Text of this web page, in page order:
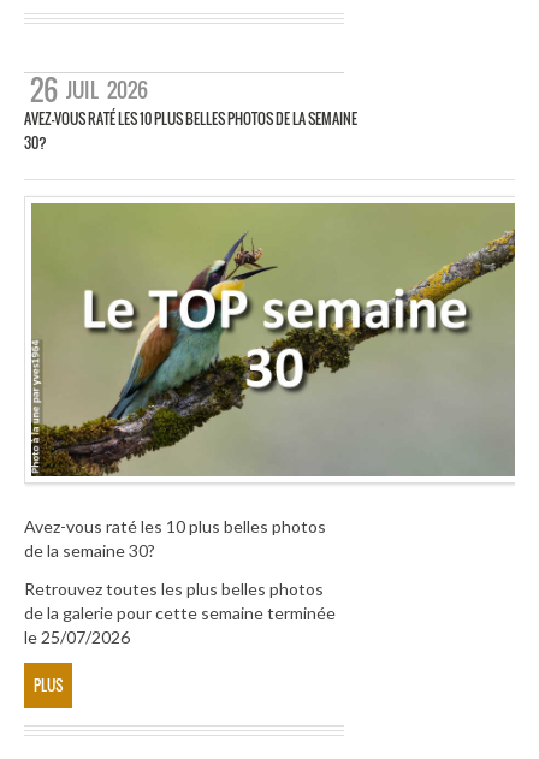
26 JUIL 2026
AVEZ-VOUS RATÉ LES 10 PLUS BELLES PHOTOS DE LA SEMAINE
30?
Avez-vous raté les 10 plus belles photos
de la semaine 30?
Retrouvez toutes les plus belles photos
de la galerie pour cette semaine terminée
le 25/07/2026
PLUS